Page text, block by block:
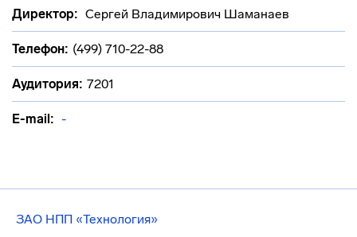
ЗАО НПП «Технология»
Директор: Сергей Владимирович Шаманаев
Телефон: (499) 710-22-88
Аудитория: 7201
E-mail: -